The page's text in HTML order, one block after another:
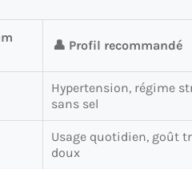
👤 Profil recommandé
Hypertension, régime
sans sel
Usage quotidien, goût
doux